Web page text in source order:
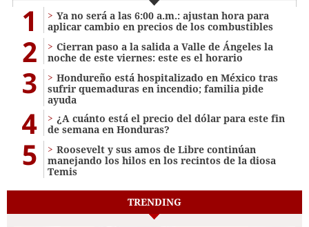
1
Ya no será a las 6:00 a.m.: ajustan hora para
aplicar cambio en precios de los combustibles
2
Cierran paso a la salida a Valle de Ángeles la
noche de este viernes: este es el horario
3
Hondureño está hospitalizado en México tras
sufrir quemaduras en incendio; familia pide
ayuda
4
¿A cuánto está el precio del dólar para este fin
de semana en Honduras?
5
Roosevelt y sus amos de Libre continúan
manejando los hilos en los recintos de la diosa
Temis
TRENDING